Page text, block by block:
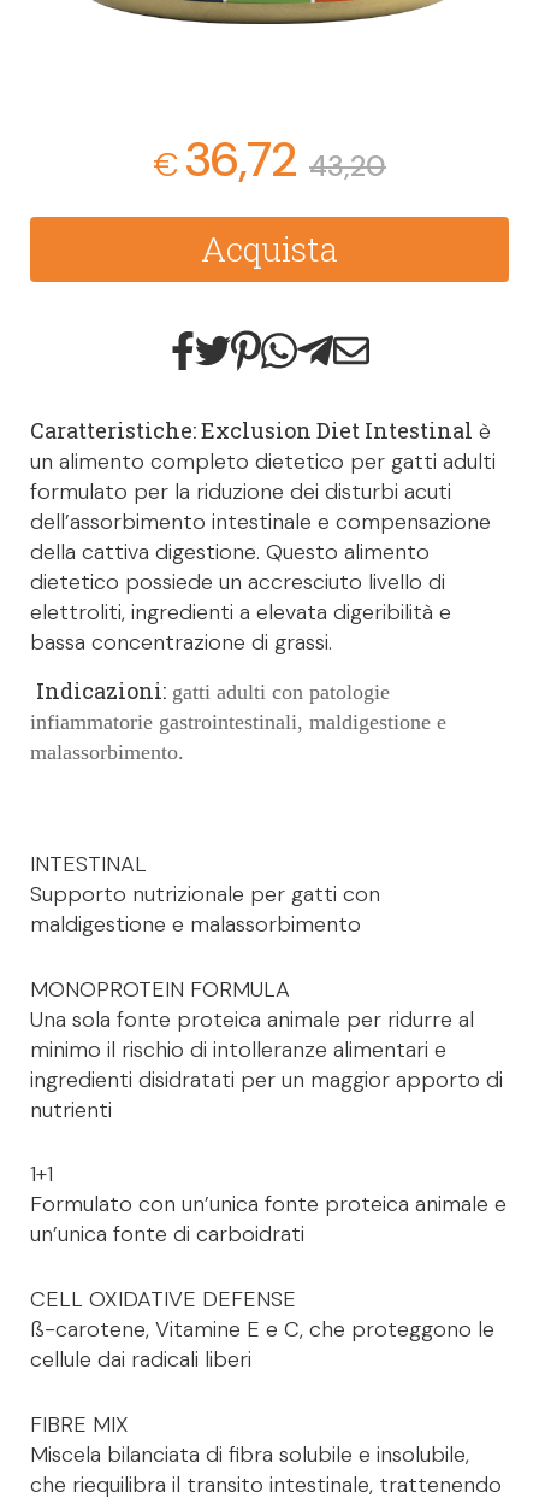
€36,72 43,20
Acquista
Caratteristiche: Exclusion Diet Intestinal è
un alimento completo dietetico per gatti adulti
formulato per la riduzione dei disturbi acuti
dell’assorbimento intestinale e compensazione
della cattiva digestione. Questo alimento
dietetico possiede un accresciuto livello di
elettroliti, ingredienti a elevata digeribilità e
bassa concentrazione di grassi.
Indicazioni: gatti adulti con patologie
infiammatorie gastrointestinali, maldigestione e
malassorbimento.
INTESTINAL
Supporto nutrizionale per gatti con
maldigestione e malassorbimento
MONOPROTEIN FORMULA
Una sola fonte proteica animale per ridurre al
minimo il rischio di intolleranze alimentari e
ingredienti disidratati per un maggior apporto di
nutrienti
1+1
Formulato con un’unica fonte proteica animale e
un’unica fonte di carboidrati
CELL OXIDATIVE DEFENSE
ß-carotene, Vitamine E e C, che proteggono le
cellule dai radicali liberi
FIBRE MIX
Miscela bilanciata di fibra solubile e insolubile,
che riequilibra il transito intestinale, trattenendo